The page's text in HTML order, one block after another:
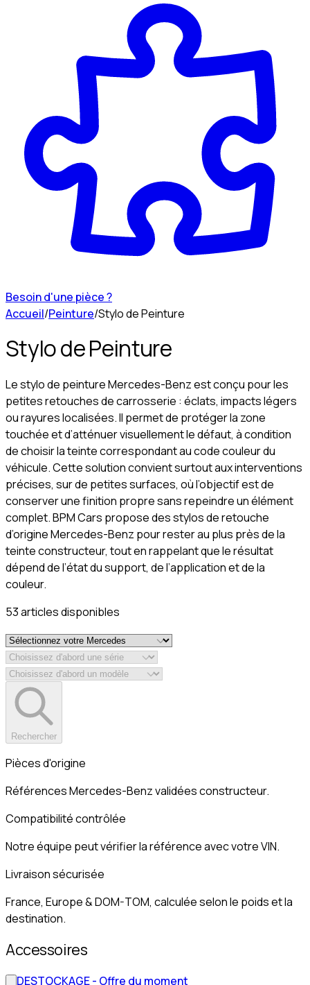
Besoin d'une pièce ?
Accueil/Peinture/Stylo de Peinture
Stylo de Peinture
Le stylo de peinture Mercedes-Benz est conçu pour les
petites retouches de carrosserie : éclats, impacts légers
ou rayures localisées. Il permet de protéger la zone
touchée et d’atténuer visuellement le défaut, à condition
de choisir la teinte correspondant au code couleur du
véhicule. Cette solution convient surtout aux interventions
précises, sur de petites surfaces, où l’objectif est de
conserver une finition propre sans repeindre un élément
complet. BPM Cars propose des stylos de retouche
d’origine Mercedes-Benz pour rester au plus près de la
teinte constructeur, tout en rappelant que le résultat
dépend de l’état du support, de l’application et de la
couleur.
53articlesdisponibles
Rechercher
Pièces d'origine
Références Mercedes-Benz validées constructeur.
Compatibilité contrôlée
Notre équipe peut vérifier la référence avec votre VIN.
Livraison sécurisée
France, Europe & DOM-TOM, calculée selon le poids et la
destination.
Accessoires
DESTOCKAGE - Offre du moment